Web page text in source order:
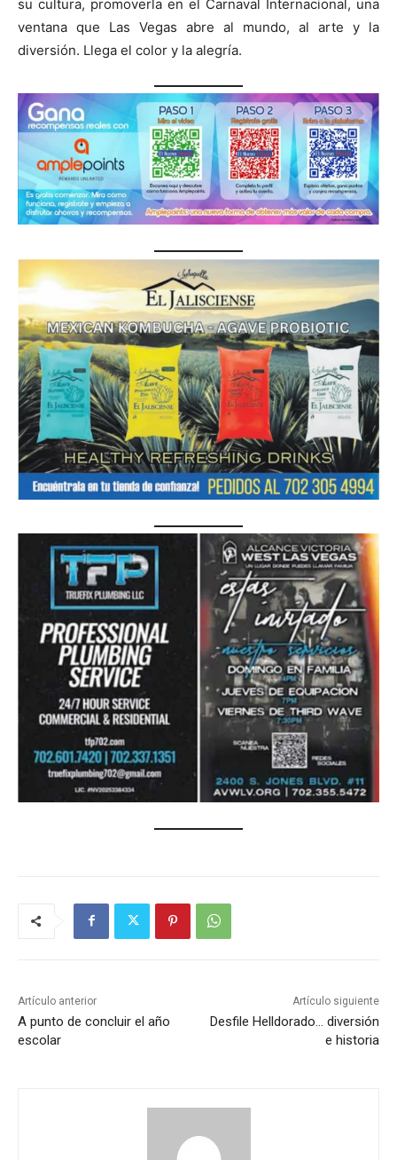
su cultura, promoverla en el Carnaval Internacional, una
ventana que Las Vegas abre al mundo, al arte y la
diversión. Llega el color y la alegría.
Artículo anterior
A punto de concluir el año
escolar
Artículo siguiente
Desfile Helldorado… diversión
e historia